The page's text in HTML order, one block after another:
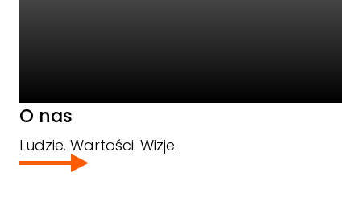
O nas
Ludzie. Wartości. Wizje.